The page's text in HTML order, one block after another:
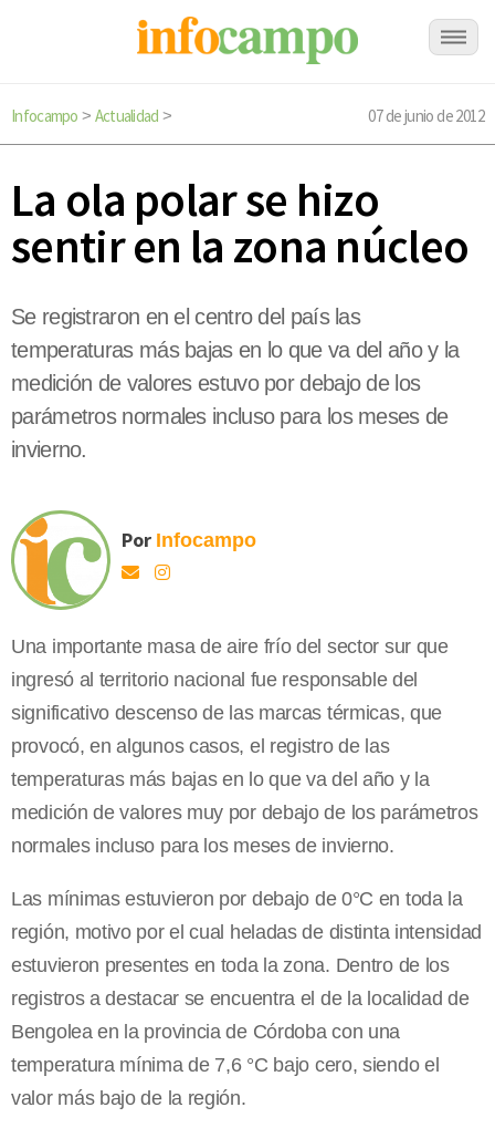
Infocampo > Actualidad > 07 de junio de 2012
La ola polar se hizo
sentir en la zona núcleo
Se registraron en el centro del país las
temperaturas más bajas en lo que va del año y la
medición de valores estuvo por debajo de los
parámetros normales incluso para los meses de
invierno.
Por Infocampo
Una importante masa de aire frío del sector sur que
ingresó al territorio nacional fue responsable del
significativo descenso de las marcas térmicas, que
provocó, en algunos casos, el registro de las
temperaturas más bajas en lo que va del año y la
medición de valores muy por debajo de los parámetros
normales incluso para los meses de invierno.
Las mínimas estuvieron por debajo de 0°C en toda la
región, motivo por el cual heladas de distinta intensidad
estuvieron presentes en toda la zona. Dentro de los
registros a destacar se encuentra el de la localidad de
Bengolea en la provincia de Córdoba con una
temperatura mínima de 7,6 °C bajo cero, siendo el
valor más bajo de la región.